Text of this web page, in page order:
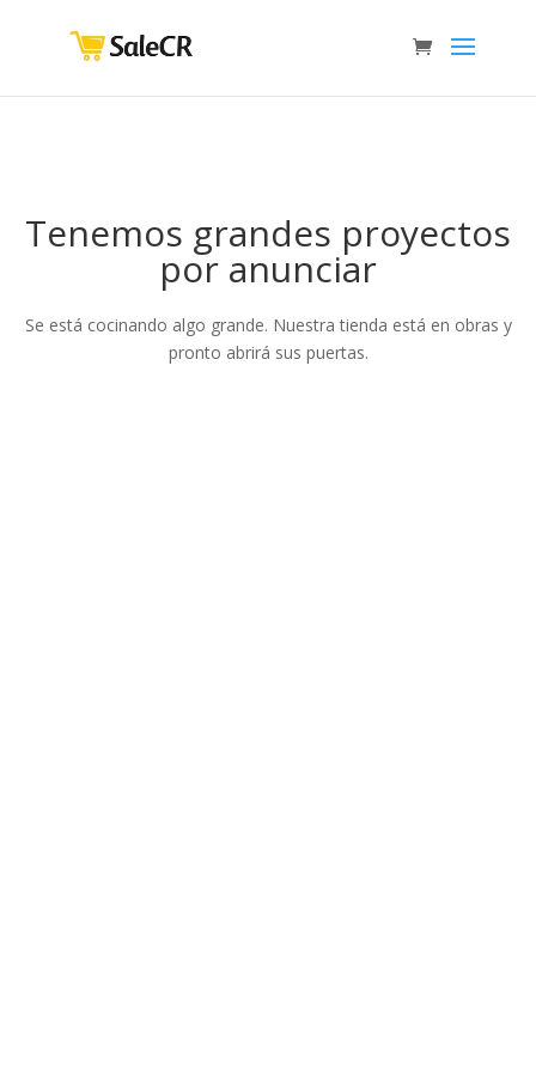
Tenemos grandes proyectos
por anunciar
Se está cocinando algo grande. Nuestra tienda está en obras y
pronto abrirá sus puertas.